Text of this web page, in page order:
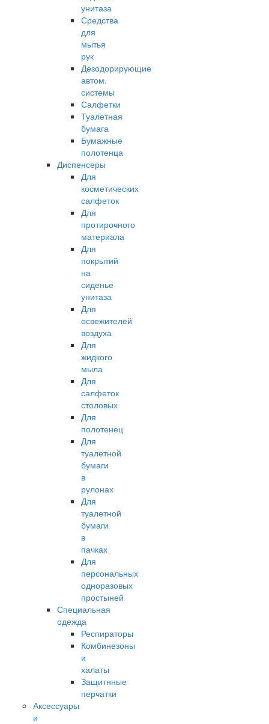
унитаза
Средства
для
мытья
рук
Дезодорирующие
автом.
системы
Салфетки
Туалетная
бумага
Бумажные
полотенца
Диспенсеры
Для
косметических
салфеток
Для
протирочного
материала
Для
покрытий
на
сиденье
унитаза
Для
освежителей
воздуха
Для
жидкого
мыла
Для
салфеток
столовых
Для
полотенец
Для
туалетной
бумаги
в
рулонах
Для
туалетной
бумаги
в
пачках
Для
персональных
одноразовых
простыней
Специальная
одежда
Респираторы
Комбинезоны
и
халаты
Защитнные
перчатки
Аксессуары
и